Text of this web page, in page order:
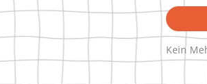
Kein